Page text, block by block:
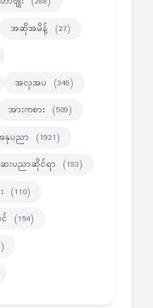
အဆိုအမိန့် (27)
အလှအပ (346)
အားကစား (509)
နုပညာ (1921)
းပညာဆိုင်ရာ (193)
(110)
(154)